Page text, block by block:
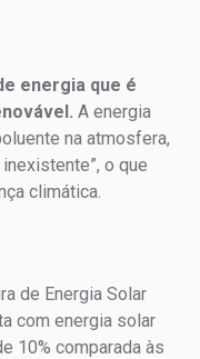
energia que é
A energia
na atmosfera,
o que
climática.
de Energia Solar
com energia solar
10% comparada às